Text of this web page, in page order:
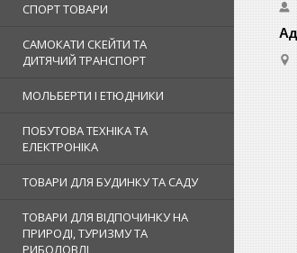
СПОРТ ТОВАРИ
САМОКАТИ СКЕЙТИ ТА
ДИТЯЧИЙ ТРАНСПОРТ
МОЛЬБЕРТИ І ЕТЮДНИКИ
ПОБУТОВА ТЕХНІКА ТА
ЕЛЕКТРОНІКА
ТОВАРИ ДЛЯ БУДИНКУ ТА САДУ
ТОВАРИ ДЛЯ ВІДПОЧИНКУ НА
ПРИРОДІ, ТУРИЗМУ ТА
РИБОЛОВЛІ